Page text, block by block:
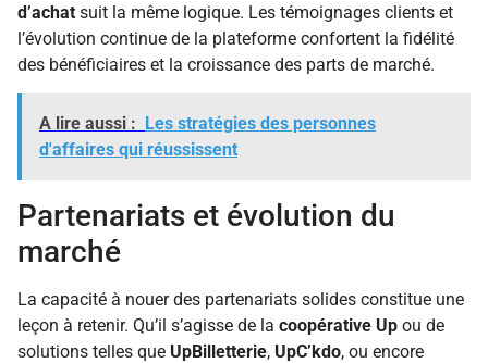
d’achat suit la même logique. Les témoignages clients et
l’évolution continue de la plateforme confortent la fidélité
des bénéficiaires et la croissance des parts de marché.
A lire aussi : Les stratégies des personnes
d'affaires qui réussissent
Partenariats et évolution du
marché
La capacité à nouer des partenariats solides constitue une
leçon à retenir. Qu’il s’agisse de la coopérative Up ou de
solutions telles que UpBilletterie, UpC’kdo, ou encore